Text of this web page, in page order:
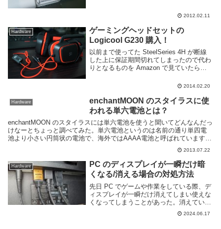
やっぱり。んでさっそく箱○コントローラ
に入れて...
2012.02.11
Hardware
ゲーミングヘッドセットの
Logicool G230 購入！
以前まで使ってた SteelSeries 4H が断線
した上に保証期間切れてしまったので代わ
りとなるものを Amazon で見ていたら手
したので購入してみた。それがこの2014.02.20
Hardware
enchantMOON のスタイラスに使
われる単六電池とは？
enchantMOON のスタイラスには単六電池を使うと聞いてどんなんだっ
けなーとちょっと調べてみた。単六電池というのは名前の通り単四電
池より小さい円筒状の電池で、海外ではAAAA電池と呼ばれています。
2013.07.22
Hardware
PC のディスプレイが一瞬だけ暗
くなる/消える場合の対処方法
先日 PC でゲームや作業をしている際、デ
ィスプレイが一瞬だけ消えてしまい使えな
くなってしまうことがあった。消えている
時間は数秒程度ですぐ復帰したが、何度も
発生するとなると困る。このページでは
2024.06.17